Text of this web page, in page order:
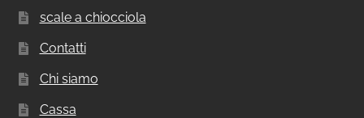
scale a chiocciola
Contatti
Chi siamo
Cassa